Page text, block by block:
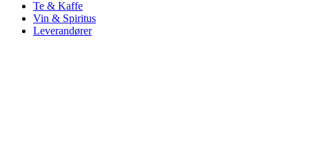
Te & Kaffe
Vin & Spiritus
Leverandører